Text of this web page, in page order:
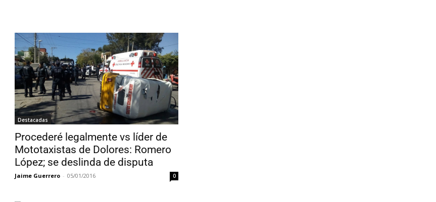
Destacadas
Procederé legalmente vs líder de
Mototaxistas de Dolores: Romero
López; se deslinda de disputa
Jaime Guerrero - 05/01/2016 0